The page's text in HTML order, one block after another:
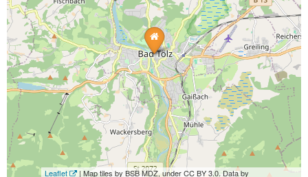
Leaflet
| Map tiles by BSB MDZ, under CC BY 3.0. Data by